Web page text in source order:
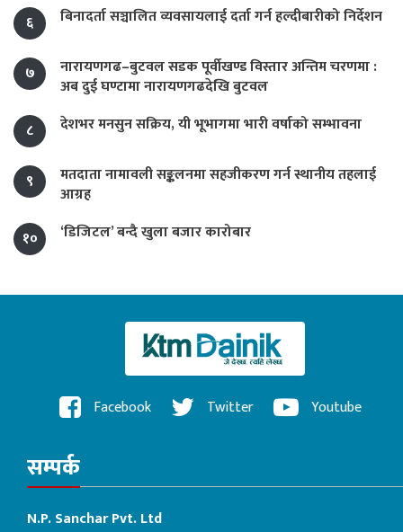
६
बिनादर्ता सञ्चालित व्यवसायलाई दर्ता गर्न हल्दीबारीको निर्देशन
७
नारायणगढ–बुटवल सडक पूर्वीखण्ड विस्तार अन्तिम चरणमा :
अब दुई घण्टामा नारायणगढदेखि बुटवल
८
देशभर मनसुन सक्रिय, यी भूभागमा भारी वर्षाको सम्भावना
९
मतदाता नामावली सङ्कलनमा सहजीकरण गर्न स्थानीय तहलाई
आग्रह
१०
‘डिजिटल’ बन्दै खुला बजार कारोबार
Facebook Twitter Youtube
सम्पर्क
N.P. Sanchar Pvt. Ltd